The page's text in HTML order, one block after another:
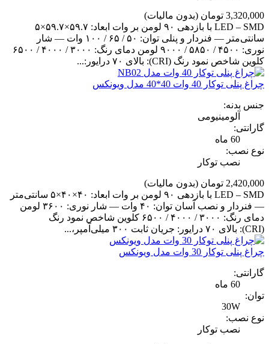
3,320,000 تومان
(بدون مالیات)
LED – SMD با بازدهی ۹۰ لومن بر وات ابعاد: ۵۹.۷×۵۹.۷×۵
سانتی‌متر — فنردار و پنلی توان: ۵۰ / ۶۵ / ۱۰۰ وات — شار
نوری: ۴۵۰۰ / ۵۸۵۰ / ۹۰۰۰ لومن دمای رنگ: ۳۰۰۰ / ۴۰۰۰ / ۶۵۰۰
کلوین شاخص نمود رنگ (CRI): بالای ۷۰ درایور:...
چراغ پنلی توکار 40 وات 40*40 مدل ویونکس
جنس بدنه:
آلومینیومی
گارانتی:
60 ماه
نوع نصب:
نصب توکار
2,420,000 تومان
(بدون مالیات)
LED – SMD با بازدهی ۹۰ لومن بر وات ابعاد: ۴۰×۴۰×۵ سانتی‌متر
— فنردار و نصب آسان توان: ۴۰ وات — شار نوری: ۳۶۰۰ لومن
دمای رنگ: ۳۰۰۰ / ۴۰۰۰ / ۶۵۰۰ کلوین شاخص نمود رنگ
(CRI): بالای ۷۰ درایور: جریان ثابت ۳۰۰ میلی‌آمپر،...
چراغ پنلی توکار 30 وات مدل ویونکس
گارانتی:
60 ماه
توان:
30W
نوع نصب:
نصب توکار